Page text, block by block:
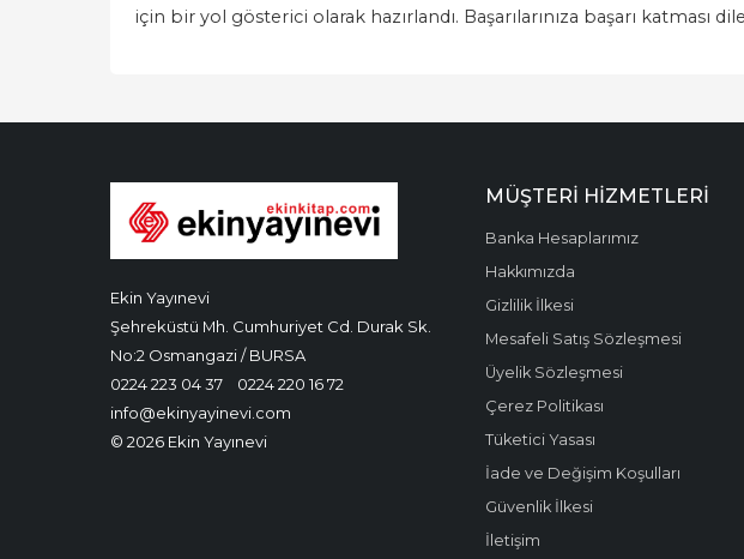
için bir yol gösterici olarak hazırlandı. Başarılarınıza başarı katması
Ekin Yayınevi
Şehreküstü Mh. Cumhuriyet Cd. Durak Sk.
No:2 Osmangazi / BURSA
0224 223 04 37
0224 220 16 72
info@ekinyayinevi.com
© 2026 Ekin Yayınevi
MÜŞTERI HIZMETLERI
Banka Hesaplarımız
Hakkımızda
Gizlilik İlkesi
Mesafeli Satış Sözleşmesi
Üyelik Sözleşmesi
Çerez Politikası
Tüketici Yasası
İade ve Değişim Koşulları
Güvenlik İlkesi
İletişim